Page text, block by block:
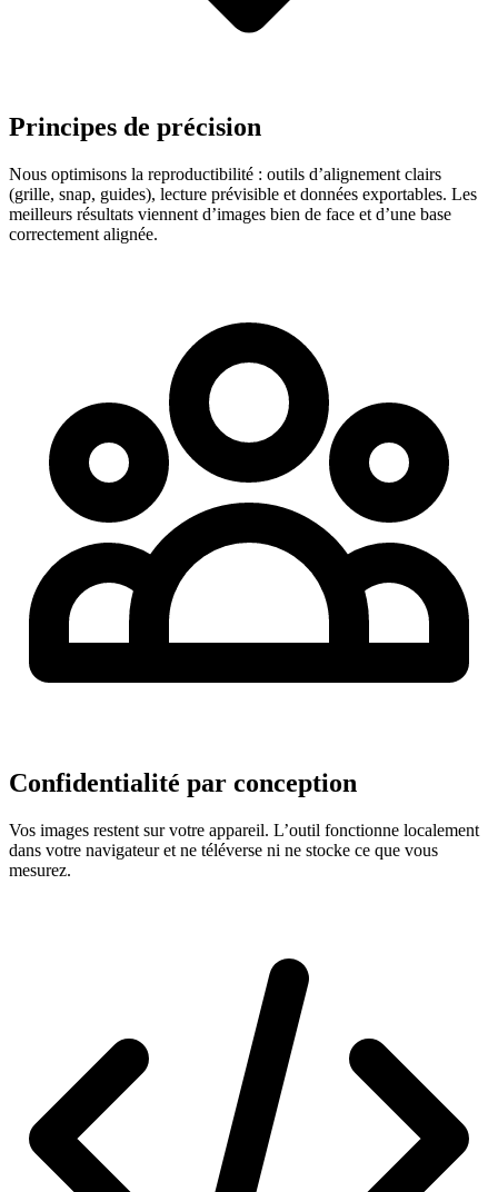
Principes de précision
Nous optimisons la reproductibilité : outils d’alignement clairs
(grille, snap, guides), lecture prévisible et données exportables. Les
meilleurs résultats viennent d’images bien de face et d’une base
correctement alignée.
Confidentialité par conception
Vos images restent sur votre appareil. L’outil fonctionne localement
dans votre navigateur et ne téléverse ni ne stocke ce que vous
mesurez.